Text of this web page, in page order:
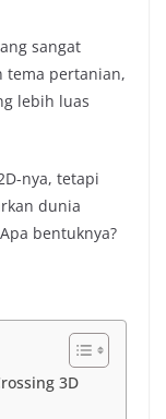
sangat
tema pertanian,
lebih luas
nya, tetapi
dunia
bentuknya?
3D